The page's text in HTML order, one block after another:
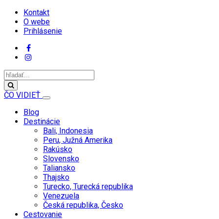
Kontakt
O webe
Prihlásenie
ČO VIDIEŤ
Blog
Destinácie
Bali, Indonesia
Peru, Južná Amerika
Rakúsko
Slovensko
Taliansko
Thajsko
Turecko, Turecká republika
Venezuela
Česká republika, Česko
Cestovanie